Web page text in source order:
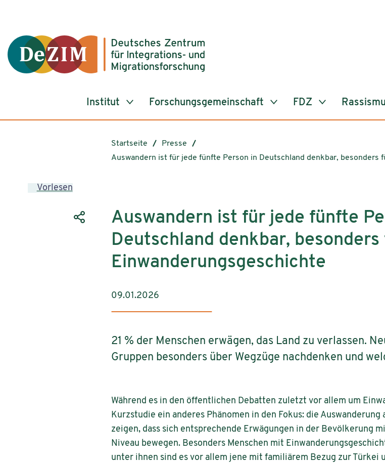
Institut Forschungsgemeinschaft FDZ
Startseite
Presse
Auswandern ist für jede fünfte Person in Deutschland denkbar, besonders
Vorlesen
Auswandern ist für jede fünfte
Deutschland denkbar,
Einwanderungsgeschichte
09.01.2026
21 % der Menschen erwägen, das Land zu verlassen.
Gruppen besonders über Wegzüge nachdenken und
Während es in den öffentlichen Debatten zuletzt vor allem um
Kurzstudie ein anderes Phänomen in den Fokus: die
zeigen, dass sich entsprechende Erwägungen in der Bevölkerung
Niveau bewegen. Besonders Menschen mit
unter ihnen sind es vor allem jene mit familiärem Bezug zur Türkei